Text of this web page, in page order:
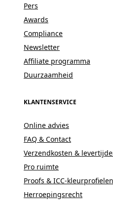
Pers
Awards
Compliance
Newsletter
Affiliate programma
Duurzaamheid
KLANTENSERVICE
Online advies
FAQ & Contact
Verzendkosten &
Pro ruimte
Proofs & ICC-kleurprofielen
Herroepingsrecht